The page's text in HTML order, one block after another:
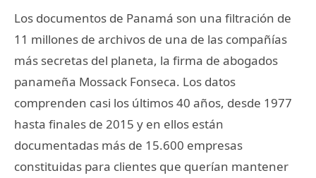
Los documentos de Panamá son una filtración de
11 millones de archivos de una de las compañías
más secretas del planeta, la firma de abogados
panameña Mossack Fonseca. Los datos
comprenden casi los últimos 40 años, desde 1977
hasta finales de 2015 y en ellos están
documentadas más de 15.600 empresas
constituidas para clientes que querían mantener